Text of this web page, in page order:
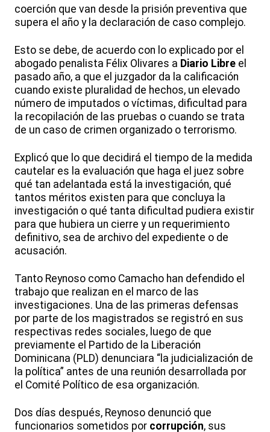
coerción que van desde la prisión preventiva que
supera el año y la declaración de caso complejo.
Esto se debe, de acuerdo con lo explicado por el
abogado penalista Félix Olivares a Diario Libre el
pasado año, a que el juzgador da la calificación
cuando existe pluralidad de hechos, un elevado
número de imputados o víctimas, dificultad para
la recopilación de las pruebas o cuando se trata
de un caso de crimen organizado o terrorismo.
Explicó que lo que decidirá el tiempo de la medida
cautelar es la evaluación que haga el juez sobre
qué tan adelantada está la investigación, qué
tantos méritos existen para que concluya la
investigación o qué tanta dificultad pudiera existir
para que hubiera un cierre y un requerimiento
definitivo, sea de archivo del expediente o de
acusación.
Tanto Reynoso como Camacho han defendido el
trabajo que realizan en el marco de las
investigaciones. Una de las primeras defensas
por parte de los magistrados se registró en sus
respectivas redes sociales, luego de que
previamente el Partido de la Liberación
Dominicana (PLD) denunciara “la judicialización de
la política” antes de una reunión desarrollada por
el Comité Político de esa organización.
Dos días después, Reynoso denunció que
funcionarios sometidos por corrupción, sus